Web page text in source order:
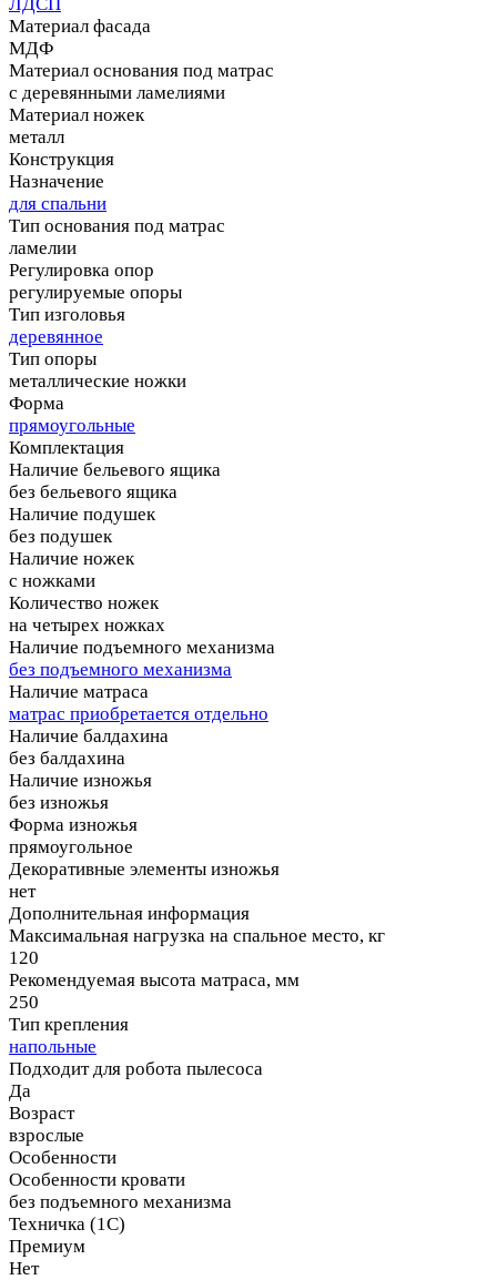
Материал фасада
МДФ
Материал основания под матрас
с деревянными ламелиями
Материал ножек
металл
Конструкция
Назначение
для спальни
Тип основания под матрас
ламелии
Регулировка опор
регулируемые опоры
Тип изголовья
деревянное
Тип опоры
металлические ножки
Форма
прямоугольные
Комплектация
Наличие бельевого ящика
без бельевого ящика
Наличие подушек
без подушек
Наличие ножек
с ножками
Количество ножек
на четырех ножках
Наличие подъемного механизма
без подъемного механизма
Наличие матраса
матрас приобретается отдельно
Наличие балдахина
без балдахина
Наличие изножья
без изножья
Форма изножья
прямоугольное
Декоративные элементы изножья
нет
Дополнительная информация
Максимальная нагрузка на спальное место, кг
120
Рекомендуемая высота матраса, мм
250
Тип крепления
напольные
Подходит для робота пылесоса
Да
Возраст
взрослые
Особенности
Особенности кровати
без подъемного механизма
Техничка (1С)
Премиум
Нет